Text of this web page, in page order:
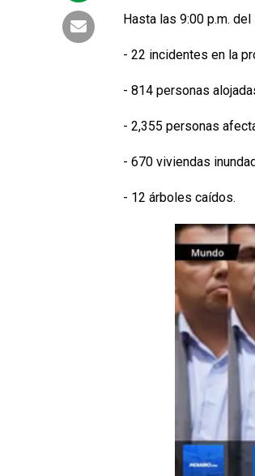
Hasta las 9:00 p.m.
- 22 incidentes en la
- 814 personas
- 2,355 personas
- 670 viviendas
- 12 árboles caídos.